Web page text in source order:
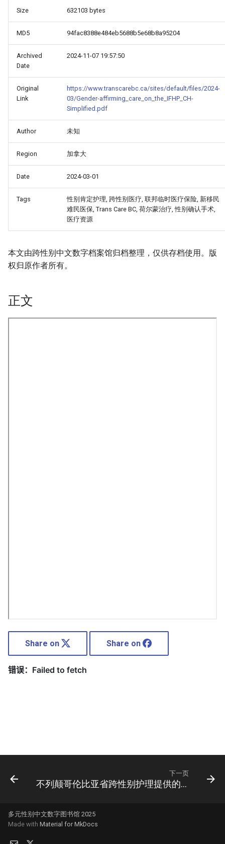
Size 632103 bytes
MD5 94fac8388e484eb5688b5e68b8a95204
Archived
Date
2024-11-07 19:57:50
Original
Link
https://www.transcarebc.ca/sites/default/files/2024-
03/Gender-affirming_care_on_the_IFHP_CH-
Simplified.pdf
Author 未知
Region 加拿大
Date 2024-03-01
Tags
性别肯定护理, 跨性别医疗, 联邦临时医疗保险, 新移民
难民医保, Trans Care BC, 荷尔蒙治疗, 性别确认手术,
医疗资源
本文由跨性别中文数字档案馆归档整理，仅供存档使用。版
权归原作者所有。
正文
Share on Share on
下一页
不列颠哥伦比亚省跨性别护理提供的服务
多元性别中文数字图书馆 2025
Made with Material for MkDocs